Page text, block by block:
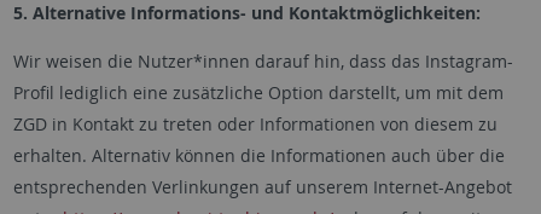
5. Alternative Informations- und Kontaktmöglichkeiten:
Wir weisen die Nutzer*innen darauf hin, dass das Instagram-
Profil lediglich eine zusätzliche Option darstellt, um mit dem
ZGD in Kontakt zu treten oder Informationen von diesem zu
erhalten. Alternativ können die Informationen auch über die
entsprechenden Verlinkungen auf unserem Internet-Angebot